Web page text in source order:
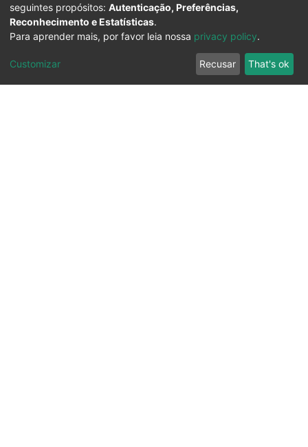
seguintes propósitos: Autenticação, Preferências,
Reconhecimento e Estatísticas.
Para aprender mais, por favor leia nossa privacy policy.
Customizar Recusar That's ok